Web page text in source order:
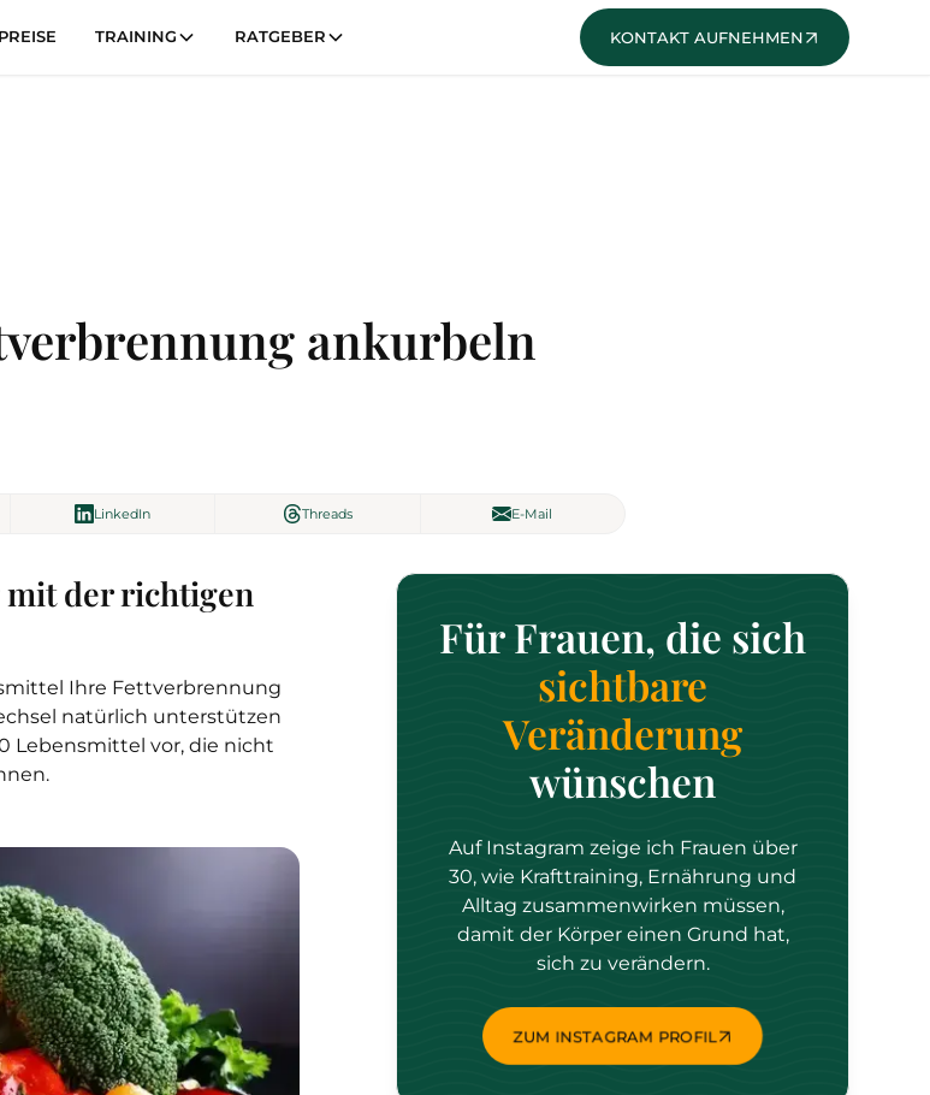
PREISE TRAINING RATGEBER KONTAKT
ankurbeln
LinkedIn Threads E-Mail
mit der richtigen
Ihre Fettverbrennung
natürlich unterstützen
Lebensmittel vor, die nicht
Für Frauen, die sich
sichtbare
Veränderung
wünschen
Auf Instagram zeige ich Frauen über
30, wie Krafttraining, Ernährung und
Alltag zusammenwirken müssen,
damit der Körper einen Grund hat,
sich zu verändern.
ZUM INSTAGRAM PROFIL